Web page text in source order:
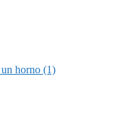
un horno (1)